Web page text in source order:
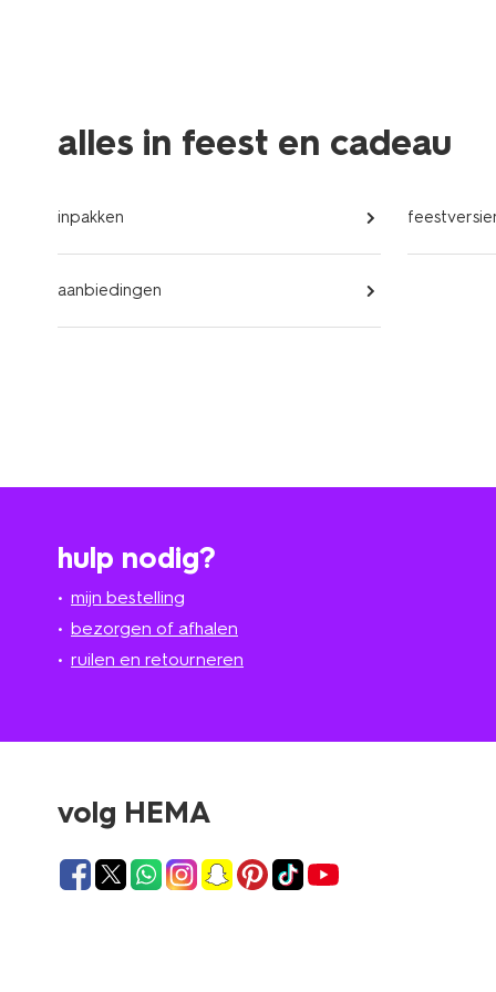
alles in feest en cadeau
inpakken
aanbiedingen
hulp nodig?
mijn bestelling
bezorgen of afhalen
ruilen en retourneren
volg HEMA